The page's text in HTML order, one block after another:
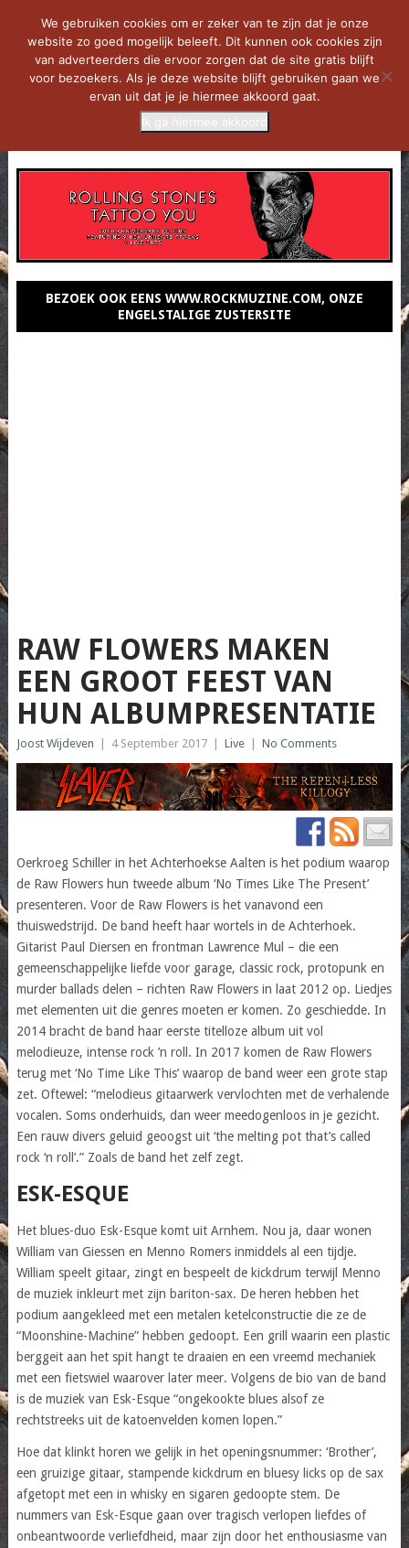
BEZOEK OOK EENS WWW.ROCKMUZINE.COM, ONZE
ENGELSTALIGE ZUSTERSITE
RAW FLOWERS MAKEN
EEN GROOT FEEST VAN
HUN ALBUMPRESENTATIE
Joost Wijdeven 4 September 2017 Live No Comments
Oerkroeg Schiller in het Achterhoekse Aalten is het podium waarop
de Raw Flowers hun tweede album ‘No Times Like The Present’
presenteren. Voor de Raw Flowers is het vanavond een
thuiswedstrijd. De band heeft haar wortels in de Achterhoek.
Gitarist Paul Diersen en frontman Lawrence Mul – die een
gemeenschappelijke liefde voor garage, classic rock, protopunk en
murder ballads delen – richten Raw Flowers in laat 2012 op. Liedjes
met elementen uit die genres moeten er komen. Zo geschiedde. In
2014 bracht de band haar eerste titelloze album uit vol
melodieuze, intense rock ’n roll. In 2017 komen de Raw Flowers
terug met ‘No Time Like This’ waarop de band weer een grote stap
zet. Oftewel: “melodieus gitaarwerk vervlochten met de verhalende
vocalen. Soms onderhuids, dan weer meedogenloos in je gezicht.
Een rauw divers geluid geoogst uit ‘the melting pot that’s called
rock ‘n roll’.” Zoals de band het zelf zegt.
ESK-ESQUE
Het blues-duo Esk-Esque komt uit Arnhem. Nou ja, daar wonen
William van Giessen en Menno Romers inmiddels al een tijdje.
William speelt gitaar, zingt en bespeelt de kickdrum terwijl Menno
de muziek inkleurt met zijn bariton-sax. De heren hebben het
podium aangekleed met een metalen ketelconstructie die ze de
“Moonshine-Machine” hebben gedoopt. Een grill waarin een plastic
berggeit aan het spit hangt te draaien en een vreemd mechaniek
met een fietswiel waarover later meer. Volgens de bio van de band
is de muziek van Esk-Esque “ongekookte blues alsof ze
rechtstreeks uit de katoenvelden komen lopen.”
Hoe dat klinkt horen we gelijk in het openingsnummer: ‘Brother’,
een gruizige gitaar, stampende kickdrum en bluesy licks op de sax
afgetopt met een in whisky en sigaren gedoopte stem. De
nummers van Esk-Esque gaan over tragisch verlopen liefdes of
onbeantwoorde verliefdheid, maar zijn door het enthousiasme van
We gebruiken cookies om er zeker van te zijn dat je onze
website zo goed mogelijk beleeft. Dit kunnen ook cookies zijn
van adverteerders die ervoor zorgen dat de site gratis blijft
voor bezoekers. Als je deze website blijft gebruiken gaan we
ervan uit dat je je hiermee akkoord gaat.
Ik ga hiermee akkoord